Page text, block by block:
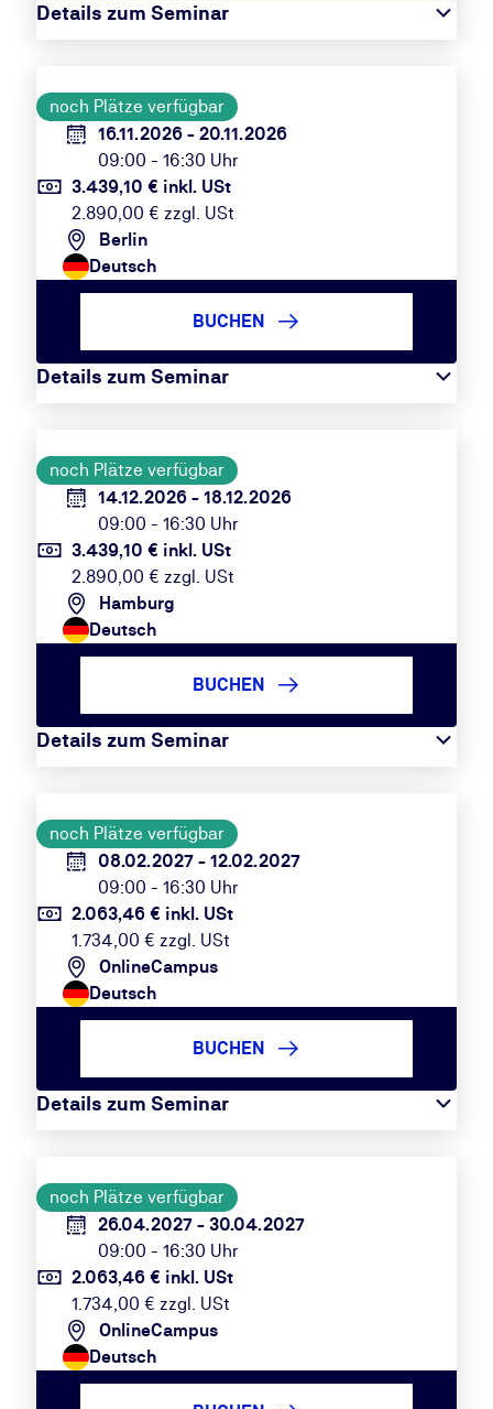
Details zum Seminar
noch Plätze verfügbar
16.11.2026 - 20.11.2026
09:00 - 16:30 Uhr
3.439,10 € inkl. USt
2.890,00 € zzgl. USt
Berlin
Deutsch
Details zum Seminar
BUCHEN
noch Plätze verfügbar
14.12.2026 - 18.12.2026
09:00 - 16:30 Uhr
3.439,10 € inkl. USt
2.890,00 € zzgl. USt
Hamburg
Deutsch
Details zum Seminar
BUCHEN
noch Plätze verfügbar
08.02.2027 - 12.02.2027
09:00 - 16:30 Uhr
2.063,46 € inkl. USt
1.734,00 € zzgl. USt
OnlineCampus
Deutsch
Details zum Seminar
BUCHEN
noch Plätze verfügbar
26.04.2027 - 30.04.2027
09:00 - 16:30 Uhr
2.063,46 € inkl. USt
1.734,00 € zzgl. USt
OnlineCampus
Deutsch